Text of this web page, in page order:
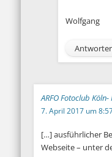
Wolfgang
ARFO Fotoclub
7. April 2017 um
[…] ausführlicher
Webseite – unter